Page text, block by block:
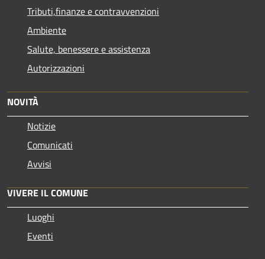
Tributi,finanze e contravvenzioni
Ambiente
Salute, benessere e assistenza
Autorizzazioni
NOVITÀ
Notizie
Comunicati
Avvisi
VIVERE IL COMUNE
Luoghi
Eventi